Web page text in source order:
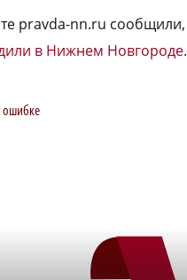
pravda-nn.ru
в Нижнем Новгороде.